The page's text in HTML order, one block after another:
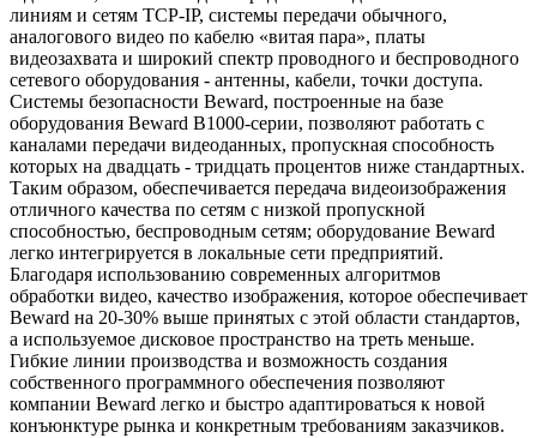
линиям и сетям TCP-IP, системы передачи обычного,
аналогового видео по кабелю «витая пара», платы
видеозахвата и широкий спектр проводного и беспроводного
сетевого оборудования - антенны, кабели, точки доступа.
Системы безопасности Beward, построенные на базе
оборудования Beward B1000-серии, позволяют работать с
каналами передачи видеоданных, пропускная способность
которых на двадцать - тридцать процентов ниже стандартных.
Таким образом, обеспечивается передача видеоизображения
отличного качества по сетям с низкой пропускной
способностью, беспроводным сетям; оборудование Beward
легко интегрируется в локальные сети предприятий.
Благодаря использованию современных алгоритмов
обработки видео, качество изображения, которое обеспечивает
Beward на 20-30% выше принятых с этой области стандартов,
а используемое дисковое пространство на треть меньше.
Гибкие линии производства и возможность создания
собственного программного обеспечения позволяют
компании Beward легко и быстро адаптироваться к новой
конъюнктуре рынка и конкретным требованиям заказчиков.